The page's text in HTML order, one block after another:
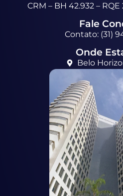
CRM – BH 42.932 – RQE
Fale
Contato: (31)
Onde
Belo